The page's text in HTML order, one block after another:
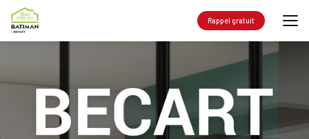
contenu
Rappel gratuit